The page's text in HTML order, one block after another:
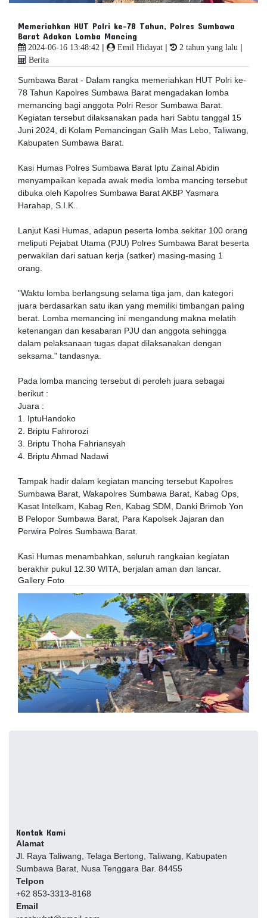
Memeriahkan HUT Polri ke-78 Tahun, Polres Sumbawa
Barat Adakan Lomba Mancing
2024-06-16 13:48:42 | Emil Hidayat | 2 tahun yang lalu |
Berita
Sumbawa Barat - Dalam rangka memeriahkan HUT Polri ke-
78 Tahun Kapolres Sumbawa Barat mengadakan lomba
memancing bagi anggota Polri Resor Sumbawa Barat.
Kegiatan tersebut dilaksanakan pada hari Sabtu tanggal 15
Juni 2024, di Kolam Pemancingan Galih Mas Lebo, Taliwang,
Kabupaten Sumbawa Barat.
Kasi Humas Polres Sumbawa Barat Iptu Zainal Abidin
menyampaikan kepada awak media lomba mancing tersebut
dibuka oleh Kapolres Sumbawa Barat AKBP Yasmara
Harahap, S.I.K..
Lanjut Kasi Humas, adapun peserta lomba sekitar 100 orang
meliputi Pejabat Utama (PJU) Polres Sumbawa Barat beserta
perwakilan dari satuan kerja (satker) masing-masing 1
orang.
"Waktu lomba berlangsung selama tiga jam, dan kategori
juara berdasarkan satu ikan yang memiliki timbangan paling
berat. Lomba memancing ini mengandung makna melatih
ketenangan dan kesabaran PJU dan anggota sehingga
dalam pelaksanaan tugas dapat dilaksanakan dengan
seksama." tandasnya.
Pada lomba mancing tersebut di peroleh juara sebagai
berikut :
Juara :
1. IptuHandoko
2. Briptu Fahrorozi
3. Briptu Thoha Fahriansyah
4. Briptu Ahmad Nadawi
Tampak hadir dalam kegiatan mancing tersebut Kapolres
Sumbawa Barat, Wakapolres Sumbawa Barat, Kabag Ops,
Kasat Intelkam, Kabag Ren, Kabag SDM, Danki Brimob Yon
B Pelopor Sumbawa Barat, Para Kapolsek Jajaran dan
Perwira Polres Sumbawa Barat.
Kasi Humas menambahkan, seluruh rangkaian kegiatan
berakhir pukul 12.30 WITA, berjalan aman dan lancar.
Gallery Foto
Kontak Kami
Alamat
Jl. Raya Taliwang, Telaga Bertong, Taliwang, Kabupaten
Sumbawa Barat, Nusa Tenggara Bar. 84455
Telpon
+62 853-3313-8168
Email